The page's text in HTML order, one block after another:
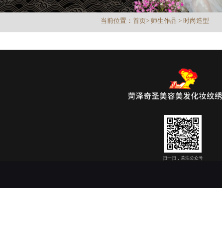
当前位置： 首页> 师生作品 > 时尚造型
扫一扫，关注公众号